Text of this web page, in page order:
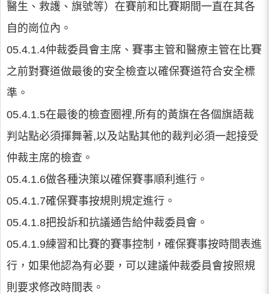
醫生、救護、旗號等）在賽前和比賽期間一直在其各
自的崗位內。
05.4.1.4仲裁委員會主席、賽事主管和醫療主管在比賽
之前對賽道做最後的安全檢查以確保賽道符合安全標
準。
05.4.1.5在最後的檢查圈裡,所有的黃旗在各個旗語裁
判站點必須揮舞著,以及站點其他的裁判必須一起接受
仲裁主席的檢查。
05.4.1.6做各種決策以確保賽事順利進行。
05.4.1.7確保賽事按規則規定進行。
05.4.1.8把投訴和抗議通告給仲裁委員會。
05.4.1.9練習和比賽的賽事控制，確保賽事按時間表進
行，如果他認為有必要，可以建議仲裁委員會按照規
則要求修改時間表。